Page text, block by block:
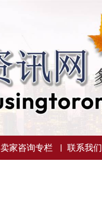
卖家咨询专栏 联系我们